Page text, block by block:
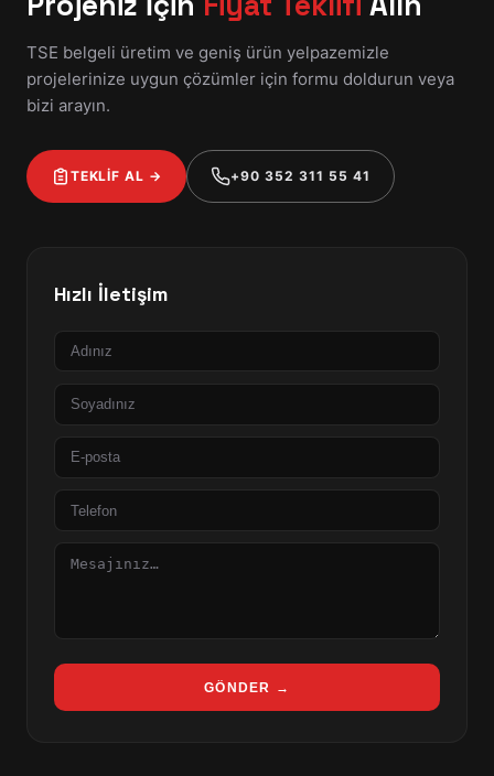
TSE belgeli üretim ve geniş ürün yelpazemizle
projelerinize uygun çözümler için formu doldurun veya
bizi arayın.
TEKLİF AL → +90 352 311 55 41
Hızlı İletişim
Ad
Soyad
posta
Telefon
Mesaj
GÖNDER →